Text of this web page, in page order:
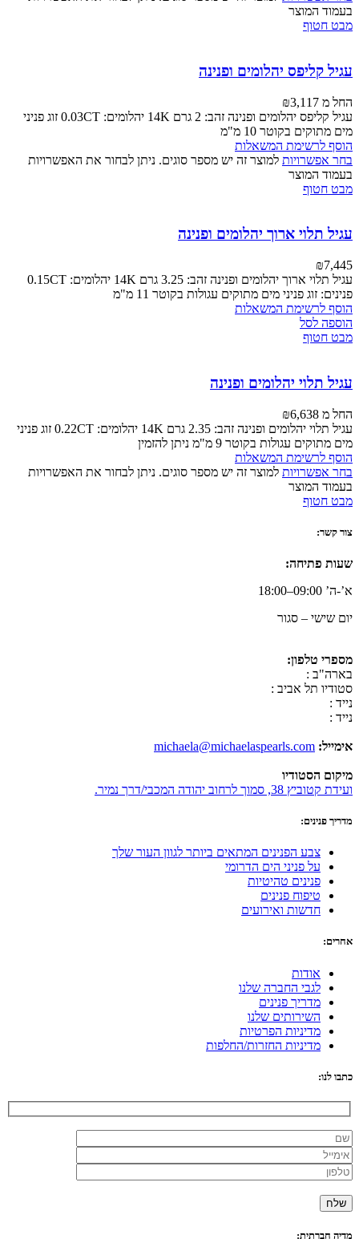
בעמוד המוצר
מבט חטוף
עגיל קליפס יהלומים ופנינה
החל מ ₪3,117
עגיל קליפס יהלומים ופנינה זהב: 2 גרם 14K יהלומים: 0.03CT זוג פניני
מים מתוקים בקוטר 10 מ"מ
הוסף לרשימת המשאלות
בחר אפשרויות למוצר זה יש מספר סוגים. ניתן לבחור את האפשרויות
בעמוד המוצר
מבט חטוף
עגיל תלוי ארוך יהלומים ופנינה
₪7,445
עגיל תלוי ארוך יהלומים ופנינה זהב: 3.25 גרם 14K יהלומים: 0.15CT
פנינים: זוג פניני מים מתוקים עגולות בקוטר 11 מ"מ
הוסף לרשימת המשאלות
הוספה לסל
מבט חטוף
עגיל תלוי יהלומים ופנינה
החל מ ₪6,638
עגיל תלוי יהלומים ופנינה זהב: 2.35 גרם 14K יהלומים: 0.22CT זוג פניני
מים מתוקים עגולות בקוטר 9 מ"מ ניתן להזמין
הוסף לרשימת המשאלות
בחר אפשרויות למוצר זה יש מספר סוגים. ניתן לבחור את האפשרויות
בעמוד המוצר
מבט חטוף
צור קשר:
שעות פתיחה:
א’-ה’ 09:00–18:00
יום שישי – סגור
מספרי טלפון:
בארה"ב :
סטודיו תל אביב :
נייד :
נייד :
אימייל: michaela@michaelaspearls.com
מיקום הסטודיו
ועידת קטוביץ 38, סמוך לרחוב יהודה המכבי/דרך נמיר.
מדריך פנינים:
צבע הפנינים המתאים ביותר לגוון העור שלך
על פניני הים הדרומי
פנינים טהיטיות
טיפוח פנינים
חדשות ואירועים
אחרים:
אודות
לגבי החברה שלנו
מדריך פנינים
השירותים שלנו
מדיניות הפרטיות
מדיניות החזרות/החלפות
כתבו לנו:
מדיה חברתית: